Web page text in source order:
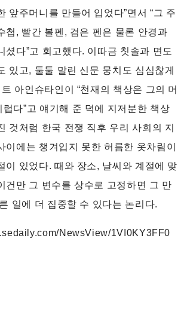
앞주머니를 만들어 입었다”면서 “그 주
첩, 빨간 볼펜, 검은 펜은 물론 안경과
셨다”고 회고했다. 이따금 칫솔과 면도
있고, 둘둘 말린 신문 뭉치도 심심찮게
아인슈타인이 “천재의 책상은 그의 머
다”고 얘기해 준 덕에 지저분한 책상
것처럼 한국 전쟁 직후 우리 사회의 지
이에는 챙겨입지 못한 허름한 옷차림이
이 있었다. 때와 장소, 날씨와 계절에 맞
건만 그 변수를 상수로 고정하면 그 만
일에 더 집중할 수 있다는 논리다.
NewsView/1VI0KY3FF0